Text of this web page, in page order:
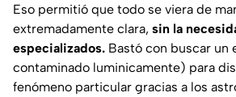
Eso permitió que todo se viera de
extremadamente clara, sin la
especializados. Bastó con buscar un
contaminado luminicamente) para
fenómeno particular gracias a los